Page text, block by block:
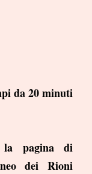
da 20 minuti
pagina di
dei Rioni